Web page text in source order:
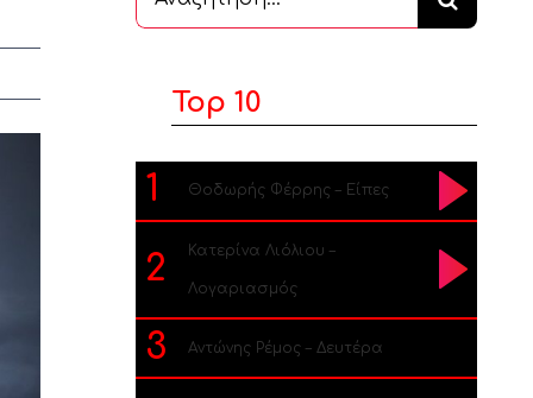
...
Top 10
1 Θοδωρής Φέρρης – Είπες
2 Κατερίνα Λιόλιου –
Λογαριασμός
3 Αντώνης Ρέμος – Δευτέρα